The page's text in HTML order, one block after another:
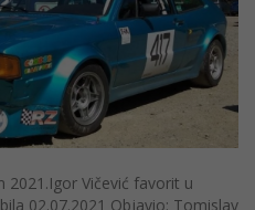
2021.Igor Vičević favorit u
02.07.2021 Objavio: Tomislav